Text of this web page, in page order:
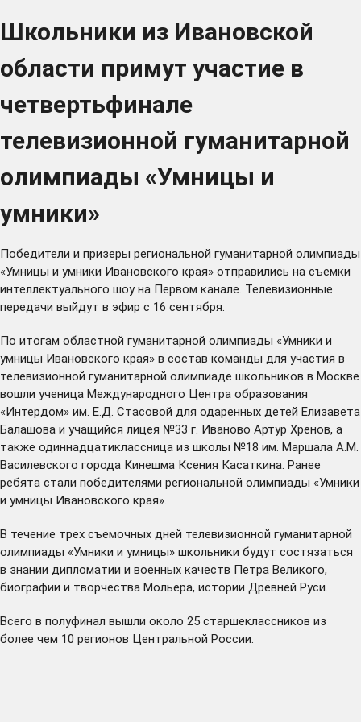
Школьники из Ивановской
области примут участие в
четвертьфинале
телевизионной гуманитарной
олимпиады «Умницы и
умники»
Победители и призеры региональной гуманитарной олимпиады
«Умницы и умники Ивановского края» отправились на съемки
интеллектуального шоу на Первом канале. Телевизионные
передачи выйдут в эфир с 16 сентября.
По итогам областной гуманитарной олимпиады «Умники и
умницы Ивановского края» в состав команды для участия в
телевизионной гуманитарной олимпиаде школьников в Москве
вошли ученица Международного Центра образования
«Интердом» им. Е.Д. Стасовой для одаренных детей Елизавета
Балашова и учащийся лицея №33 г. Иваново Артур Хренов, а
также одиннадцатиклассница из школы №18 им. Маршала А.М.
Василевского города Кинешма Ксения Касаткина. Ранее
ребята стали победителями региональной олимпиады «Умники
и умницы Ивановского края».
В течение трех съемочных дней телевизионной гуманитарной
олимпиады «Умники и умницы» школьники будут состязаться
в знании дипломатии и военных качеств Петра Великого,
биографии и творчества Мольера, истории Древней Руси.
Всего в полуфинал вышли около 25 старшеклассников из
более чем 10 регионов Центральной России.